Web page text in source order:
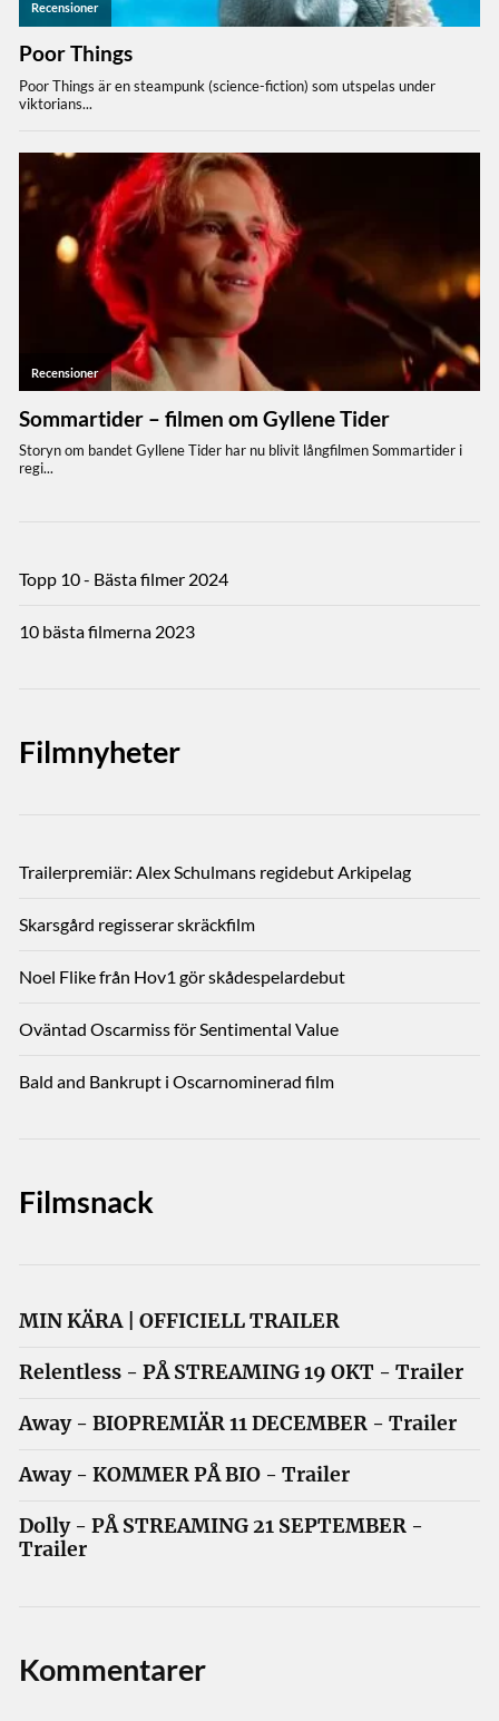
Topp 10 - Bästa filmer 2024
10 bästa filmerna 2023
Filmnyheter
Trailerpremiär: Alex Schulmans regidebut Arkipelag
Skarsgård regisserar skräckfilm
Noel Flike från Hov1 gör skådespelardebut
Oväntad Oscarmiss för Sentimental Value
Bald and Bankrupt i Oscarnominerad film
Filmsnack
MIN KÄRA | OFFICIELL TRAILER
Relentless - PÅ STREAMING 19 OKT - Trailer
Away - BIOPREMIÄR 11 DECEMBER - Trailer
Away - KOMMER PÅ BIO - Trailer
Dolly - PÅ STREAMING 21 SEPTEMBER -
Trailer
Kommentarer